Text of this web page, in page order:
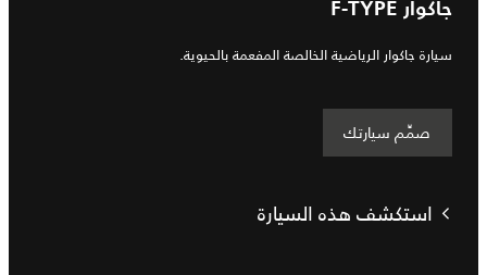
جاكوار F-TYPE
سيارة جاكوار الرياضية الخالصة المفعمة بالحيوية.
صمِّم سيارتك
استكشف هذه السيارة